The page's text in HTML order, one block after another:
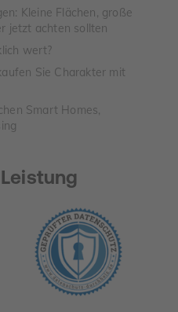
Kleine Flächen, große
jetzt achten sollten
wert?
Sie Charakter mit
Smart Homes,